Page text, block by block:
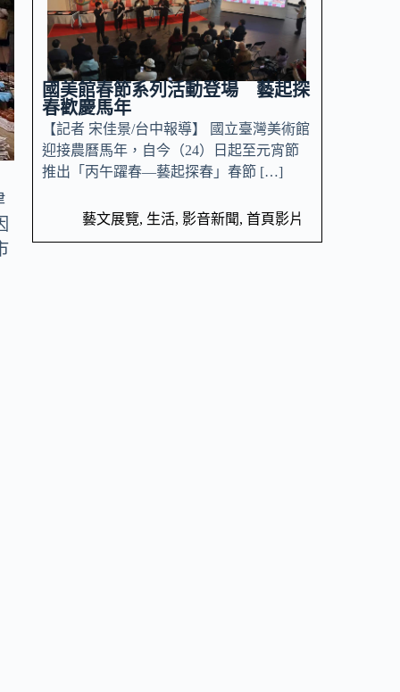
國美館春節系列活動登場 藝起探
春歡慶馬年
【記者 宋佳景/台中報導】 國立臺灣美術館
迎接農曆馬年，自今（24）日起至元宵節
推出「丙午躍春—藝起探春」春節 […]
藝文展覽, 生活, 影音新聞, 首頁影片